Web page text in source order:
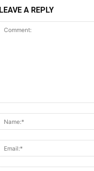
LEAVE A REPLY